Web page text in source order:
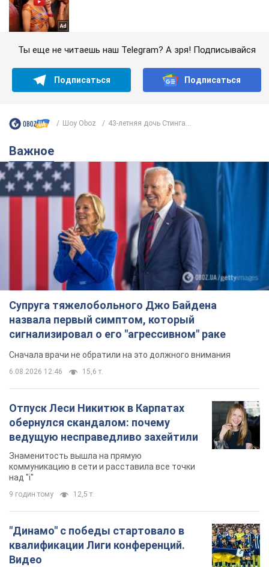
Ты еще не читаешь наш Telegram? А зря! Подписывайся
Подписаться Подписаться
Шоу Oboz 43-летняя дочь Стинга...
Важное
Супруга тяжелобольного Джо Байдена
назвала первый симптом, который
сигнализировал о его "агрессивном" раке
Сначала врачи не обратили на это должного внимания
6.08.2026 12:46 15,6 т.
Отпуск Леси Никитюк в Карпатах
обернулся скандалом: почему
ведущую несправедливо захейтили
Знаменитость вышла на прямую
коммуникацию в сети и расставила все точки
над "i"
9 годин тому 12,5 т.
"Динамо" с победы стартовало в
квалификации Лиги конференций.
Видео